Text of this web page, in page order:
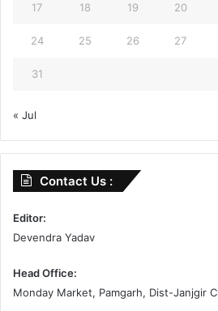
17 18 19 20
24 25 26 27
31
« Jul
Contact Us :
Editor:
Devendra Yadav
Head Office:
Monday Market, Pamgarh, Dist-Janjgir